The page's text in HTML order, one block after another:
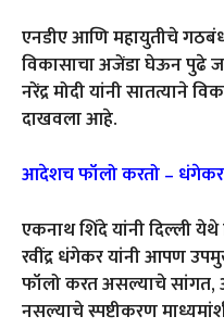
एनडीए आणि महायुतीचे
विकासाचा अजेंडा घेऊन पुढे
नरेंद्र मोदी यांनी सातत्याने
दाखवला आहे.
आदेशच फॉलो करतो – धंगेकर
एकनाथ शिंदे यांनी दिल्ली येथे
रवींद्र धंगेकर यांनी आपण
फॉलो करत असल्याचे सांगत,
नसल्याचे स्पष्टीकरण